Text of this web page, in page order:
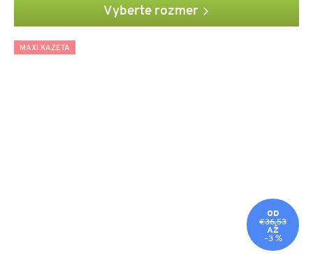
Vyberte rozmer
MAXI KAZETA
OD
€36,53
AŽ
–3 %